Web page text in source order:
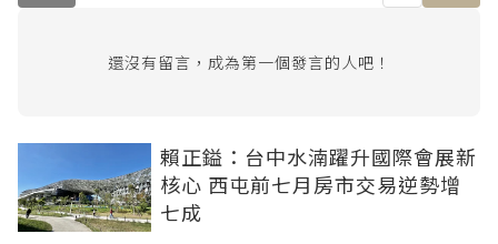
還沒有留言，成為第一個發言的人吧！
賴正鎰：台中水湳躍升國際會展新
核心 西屯前七月房市交易逆勢增
七成